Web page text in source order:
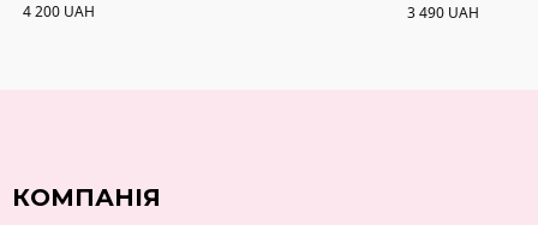
4 200 UAH 3 490 UAH
КОМПАНІЯ